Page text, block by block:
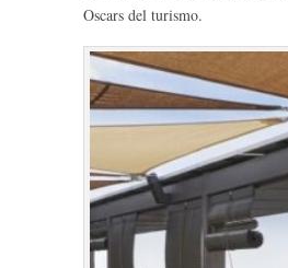
Oscars del turismo.